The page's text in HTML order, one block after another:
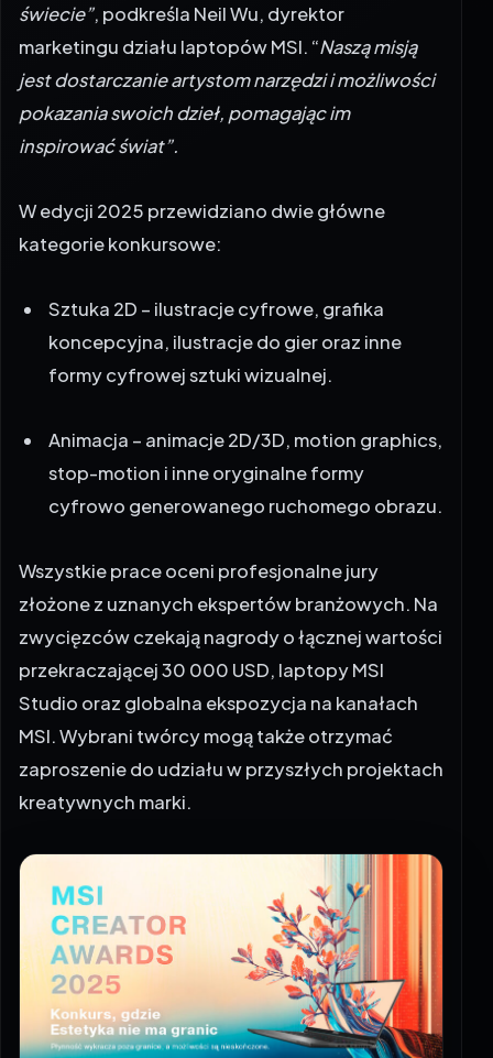
świecie”, podkreśla Neil Wu, dyrektor
marketingu działu laptopów MSI. “Naszą misją
jest dostarczanie artystom narzędzi i możliwości
pokazania swoich dzieł, pomagając im
inspirować świat”.
W edycji 2025 przewidziano dwie główne
kategorie konkursowe:
Sztuka 2D – ilustracje cyfrowe, grafika
koncepcyjna, ilustracje do gier oraz inne
formy cyfrowej sztuki wizualnej.
Animacja – animacje 2D/3D, motion graphics,
stop-motion i inne oryginalne formy
cyfrowo generowanego ruchomego obrazu.
Wszystkie prace oceni profesjonalne jury
złożone z uznanych ekspertów branżowych. Na
zwycięzców czekają nagrody o łącznej wartości
przekraczającej 30 000 USD, laptopy MSI
Studio oraz globalna ekspozycja na kanałach
MSI. Wybrani twórcy mogą także otrzymać
zaproszenie do udziału w przyszłych projektach
kreatywnych marki.